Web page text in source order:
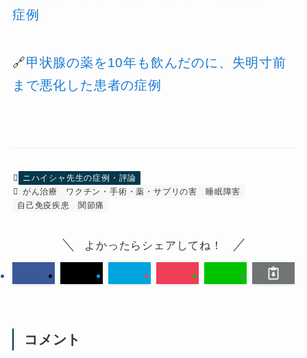
症例
🔗甲状腺の薬を10年も飲んだのに、失明寸前
まで悪化した患者の症例
ニハイシャ先生の症例・評論
がん治療
ワクチン・手術・薬・サプリの害
睡眠障害
自己免疫疾患
関節痛
よかったらシェアしてね！
コメント